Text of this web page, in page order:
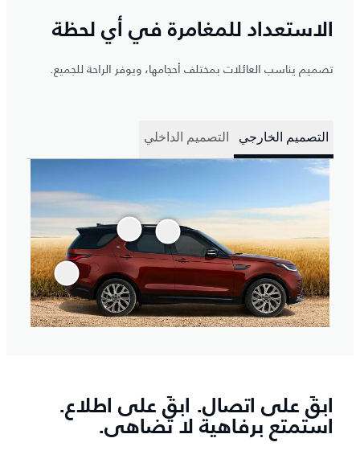
الاستعداد للمغامرة في أي لحظة
تصميم يناسب العائلات بمختلف أحجامها، ويوفر الراحة للجميع.
التصميم الخارجي التصميم الداخلي
ابقَ على اتصال. ابقَ على اطلاع.
استمتع برفاهية لا تضاهى.